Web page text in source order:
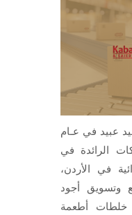
عبيد في عـام
الرائدة في
في الأردن،
وتسويق أجود
خلطات أطعمة